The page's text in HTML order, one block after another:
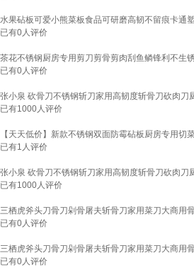
水果砧板可爱小熊菜板食品可研磨高韧不留痕卡通
已有0人评价
茶花不锈钢厨房专用剪刀剪骨剪肉刮鱼鳞锋利不生
已有0人评价
张小泉 砍骨刀不锈钢斩刀家用高韧度斩骨刀砍肉刀
已有1000人评价
【天天低价】新款不锈钢双面防霉砧板厨房专用
已有1 人评价
张小泉 砍骨刀不锈钢斩刀家用高韧度斩骨刀砍肉刀
已有1000人评价
三栖虎斧头刀骨刀剁骨屠夫斩骨刀家用菜刀大商用
已有0人评价
三栖虎斧头刀骨刀剁骨屠夫斩骨刀家用菜刀大商用
已有0人评价